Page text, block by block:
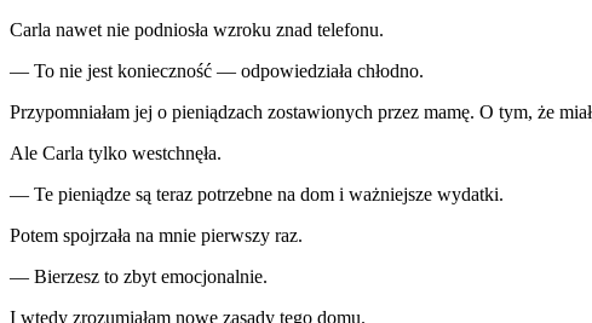
Carla nawet nie podniosła wzroku znad telefonu.
— To nie jest konieczność — odpowiedziała chłodno.
Przypomniałam jej o pieniądzach zostawionych przez mamę. O tym, że
Ale Carla tylko westchnęła.
— Te pieniądze są teraz potrzebne na dom i ważniejsze wydatki.
Potem spojrzała na mnie pierwszy raz.
— Bierzesz to zbyt emocjonalnie.
I wtedy zrozumiałam nowe zasady tego domu.